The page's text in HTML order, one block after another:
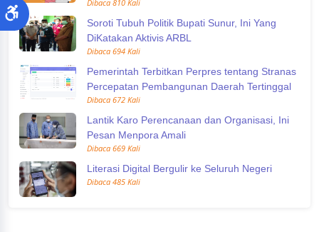
Dibaca 810 Kali
Soroti Tubuh Politik Bupati Sunur, Ini Yang
DiKatakan Aktivis ARBL
Dibaca 694 Kali
Pemerintah Terbitkan Perpres tentang Stranas
Percepatan Pembangunan Daerah Tertinggal
Dibaca 672 Kali
Lantik Karo Perencanaan dan Organisasi, Ini
Pesan Menpora Amali
Dibaca 669 Kali
Literasi Digital Bergulir ke Seluruh Negeri
Dibaca 485 Kali